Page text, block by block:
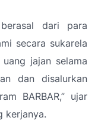
dari para
secara sukarela
jajan selama
dan disalurkan
BARBAR,” ujar
kerjanya.